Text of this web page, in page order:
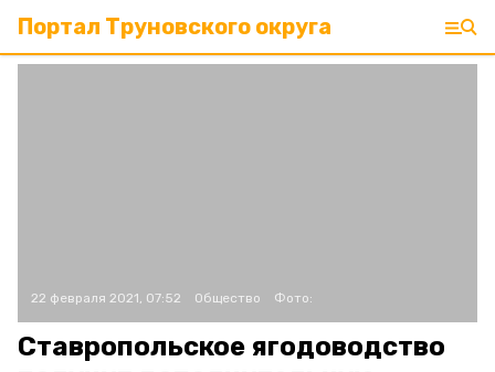
Портал Труновского округа
22 февраля 2021, 07:52 Общество Фото:
Ставропольское ягодоводство